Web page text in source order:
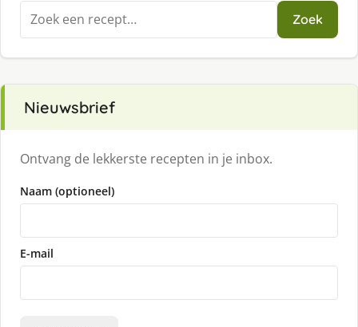
Zoeken
naar:
Zoek
Nieuwsbrief
Ontvang de lekkerste recepten in je inbox.
Naam (optioneel)
E-mail